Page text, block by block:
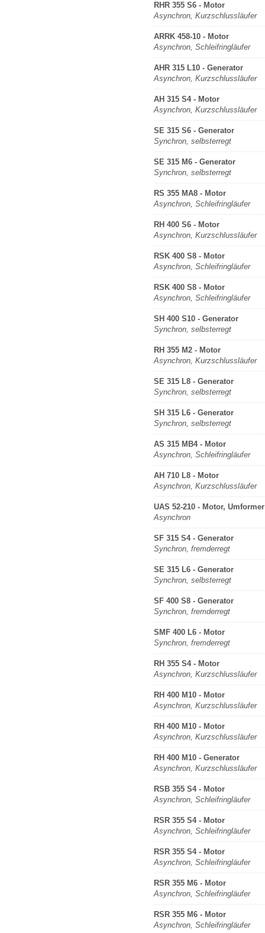
RHR 355 S6 - Motor
Asynchron, Kurzschlussläufer
ARRK 458-10 - Motor
Asynchron, Schleifringläufer
AHR 315 L10 - Generator
Asynchron, Kurzschlussläufer
AH 315 S4 - Motor
Asynchron, Kurzschlussläufer
SE 315 S6 - Generator
Synchron, selbsterregt
SE 315 M6 - Generator
Synchron, selbsterregt
RS 355 MA8 - Motor
Asynchron, Schleifringläufer
RH 400 S6 - Motor
Asynchron, Kurzschlussläufer
RSK 400 S8 - Motor
Asynchron, Schleifringläufer
RSK 400 S8 - Motor
Asynchron, Schleifringläufer
SH 400 S10 - Generator
Synchron, selbsterregt
RH 355 M2 - Motor
Asynchron, Kurzschlussläufer
SE 315 L8 - Generator
Synchron, selbsterregt
SH 315 L6 - Generator
Synchron, selbsterregt
AS 315 MB4 - Motor
Asynchron, Schleifringläufer
AH 710 L8 - Motor
Asynchron, Kurzschlussläufer
UAS 52-210 - Motor, Umformer
Asynchron
SF 315 S4 - Generator
Synchron, fremderregt
SE 315 L6 - Generator
Synchron, selbsterregt
SF 400 S8 - Generator
Synchron, fremderregt
SMF 400 L6 - Motor
Synchron, fremderregt
RH 355 S4 - Motor
Asynchron, Kurzschlussläufer
RH 400 M10 - Motor
Asynchron, Kurzschlussläufer
RH 400 M10 - Motor
Asynchron, Kurzschlussläufer
RH 400 M10 - Generator
Asynchron, Kurzschlussläufer
RSB 355 S4 - Motor
Asynchron, Schleifringläufer
RSR 355 S4 - Motor
Asynchron, Schleifringläufer
RSR 355 S4 - Motor
Asynchron, Schleifringläufer
RSR 355 M6 - Motor
Asynchron, Schleifringläufer
RSR 355 M6 - Motor
Asynchron, Schleifringläufer